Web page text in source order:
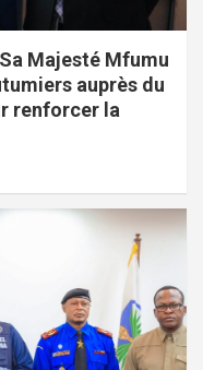
Majesté Mfumu
auprès du
renforcer la